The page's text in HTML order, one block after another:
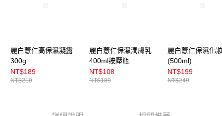
麗白薏仁高保濕凝露
300g
NT$189
NT$219
麗白薏仁保濕潤膚乳
400ml按壓瓶
NT$108
NT$189
麗白薏仁保濕化
(500ml)
NT$199
NT$249